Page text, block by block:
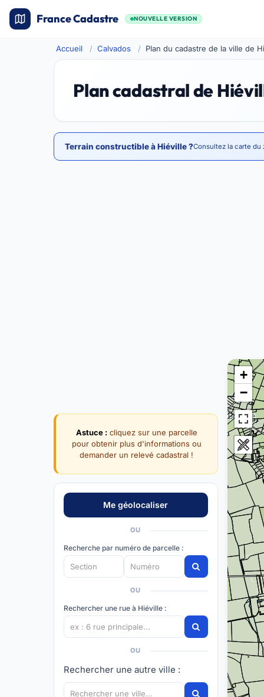
France Cadastre NOUVELLE VERSION
Accueil Calvados Plan du cadastre de la ville de
Plan cadastral de
Terrain constructible à Hiéville ?Consultez la carte du
Astuce :cliquez sur une parcelle
pour obtenir plus d'informations ou
demander un relevé cadastral !
OU
Recherche par numéro de parcelle :
OU
Rechercher une rue à Hiéville :
OU
Rechercher une autre ville :
+
−